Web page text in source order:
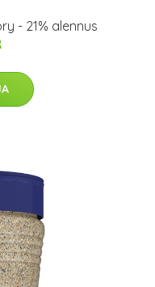
- 21% alennus